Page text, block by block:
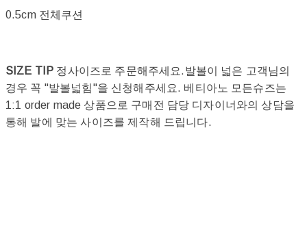
0.5cm 전체쿠션
SIZE TIP 정사이즈로 주문해주세요.발볼이 넓은 고객님의
경우 꼭 "발볼넓힘"을 신청해주세요. 베티아노 모든슈즈는
1:1 order made 상품으로 구매전 담당 디자이너와의 상담을
통해 발에 맞는 사이즈를 제작해 드립니다.